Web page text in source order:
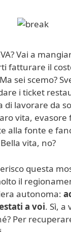
Vai a
fatturare il
sei scemo?
i ticket
di lavorare da
vita, evasore
alla fonte e
vita, no?
questa
il
autonoma:
a voi. Sì, a
Per